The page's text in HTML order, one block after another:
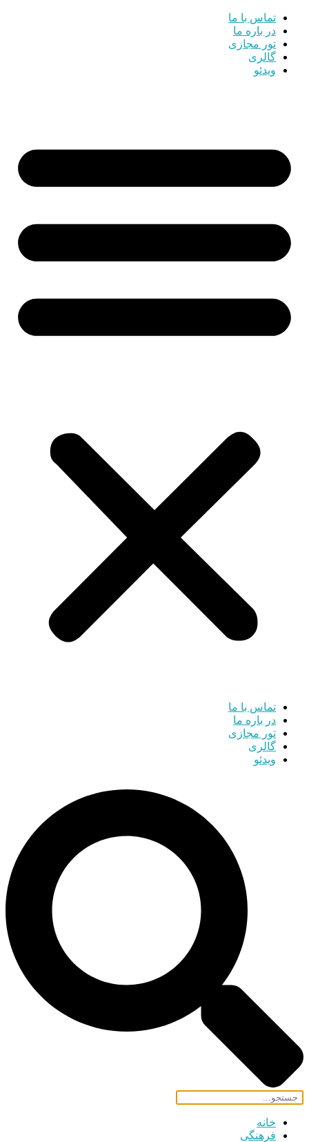
تماس با ما
در باره ما
تور مجازی
گالری
ویدئو
تماس با ما
در باره ما
تور مجازی
گالری
ویدئو
خانه
فرهنگی